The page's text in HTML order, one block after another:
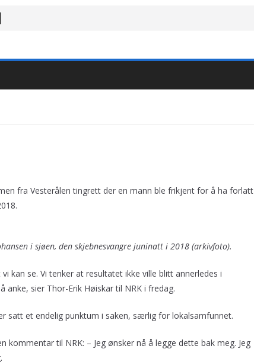
fra Vesterålen tingrett der en mann ble frikjent for å ha forlatt
i sjøen, den skjebnesvangre juninatt i 2018 (arkivfoto).
kan se. Vi tenker at resultatet ikke ville blitt annerledes i
sier Thor-Erik Høiskar til NRK i fredag.
satt et endelig punktum i saken, særlig for lokalsamfunnet.
kommentar til NRK: – Jeg ønsker nå å legge dette bak meg. Jeg